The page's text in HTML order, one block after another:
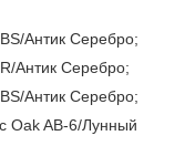
Антик Серебро;
Антик Серебро;
Антик Серебро;
Oak AB-6/Лунный